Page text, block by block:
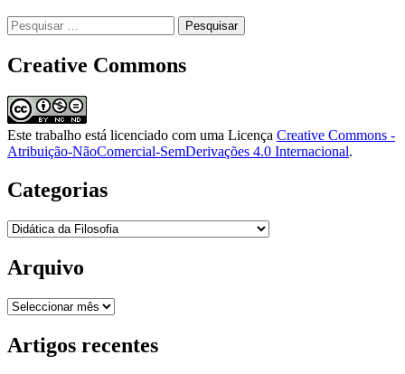
Pesquisar
por:
Creative Commons
Este trabalho está licenciado com uma Licença Creative Commons -
Atribuição-NãoComercial-SemDerivações 4.0 Internacional.
Categorias
Categorias
Arquivo
Arquivo
Artigos recentes